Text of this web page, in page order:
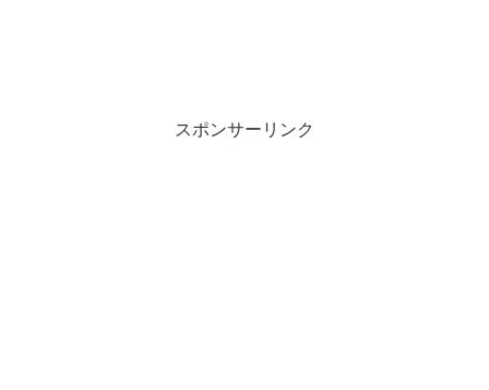
スポンサーリンク